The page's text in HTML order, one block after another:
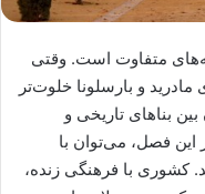
متفاوت است. وقتی
و بارسلونا خلوت‌تر
بناهای تاریخی و
فصل، می‌توان با
کشوری با فرهنگی زنده،